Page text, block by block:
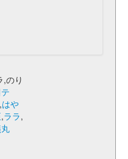
,のり
,はや
,ララ,